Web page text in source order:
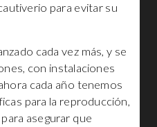
para evitar su
cada vez más, y se
con instalaciones
cada año tenemos
para la reproducción,
asegurar que